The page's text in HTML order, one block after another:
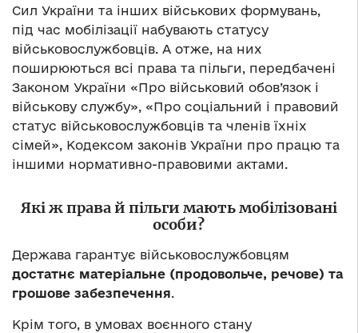
Сил України та інших військових формувань,
під час мобілізації набувають статусу
військовослужбовців. А отже, на них
поширюються всі права та пільги, передбачені
Законом України «Про військовий обов’язок і
військову службу», «Про соціальний і правовий
статус військовослужбовців та членів їхніх
сімей», Кодексом законів України про працю та
іншими нормативно-правовими актами.
Які ж права й пільги мають мобілізовані
особи?
Держава гарантує військовослужбовцям
достатнє матеріальне (продовольче, речове) та
грошове забезпечення.
Крім того, в умовах воєнного стану